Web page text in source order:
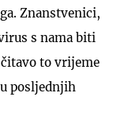
Znanstvenici,
s nama biti
čitavo to vrijeme
posljednjih